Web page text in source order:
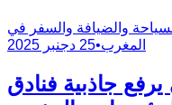
والضيافة والسفر في
المغرب•25 دجنبر 2025
يرفع جاذبية فنادق